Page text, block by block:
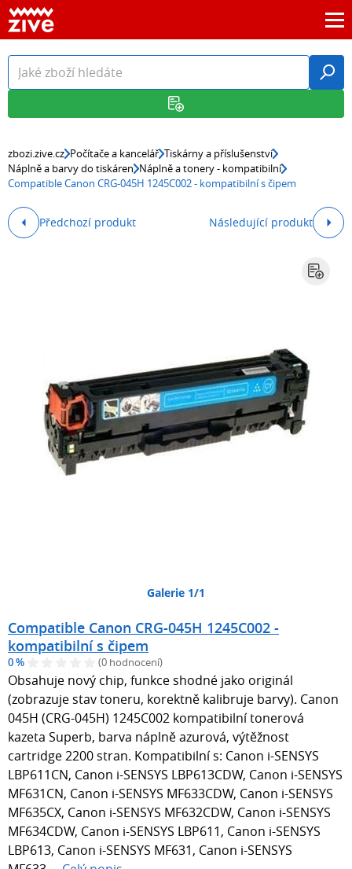
zbozi.zive.cz Počítače a kancelář Tiskárny a příslušenství
Náplně a barvy do tiskáren Náplně a tonery - kompatibilní
Compatible Canon CRG-045H 1245C002 - kompatibilní s čipem
Předchozí produkt Následující produkt
Galerie 1/1
Compatible Canon CRG-045H 1245C002 -
kompatibilní s čipem
0 % (0 hodnocení)
Obsahuje nový chip, funkce shodné jako originál
(zobrazuje stav toneru, korektně kalibruje barvy). Canon
045H (CRG-045H) 1245C002 kompatibilní tonerová
kazeta Superb, barva náplně azurová, výtěžnost
cartridge 2200 stran. Kompatibilní s: Canon i-SENSYS
LBP611CN, Canon i-SENSYS LBP613CDW, Canon i-SENSYS
MF631CN, Canon i-SENSYS MF633CDW, Canon i-SENSYS
MF635CX, Canon i-SENSYS MF632CDW, Canon i-SENSYS
MF634CDW, Canon i-SENSYS LBP611, Canon i-SENSYS
LBP613, Canon i-SENSYS MF631, Canon i-SENSYS